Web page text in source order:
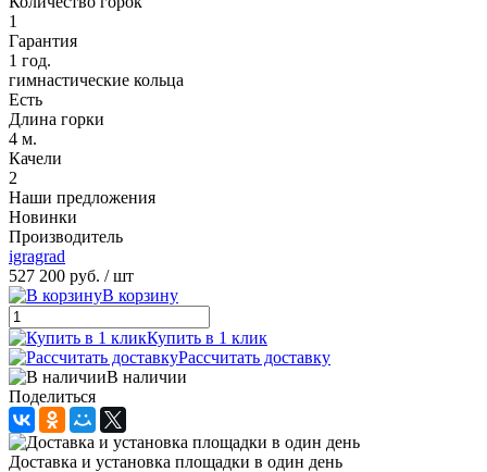
1
Гарантия
1 год.
гимнастические кольца
Есть
Длина горки
4 м.
Качели
2
Наши предложения
Новинки
Производитель
igragrad
527 200 руб. / шт
В корзину
Купить в 1 клик
Рассчитать доставку
В наличии
Поделиться
Доставка и установка площадки в один день